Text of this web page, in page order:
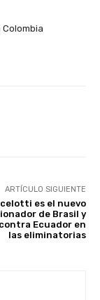
ARTÍCULO SIGUIENTE
es el nuevo
de Brasil y
Ecuador en
las eliminatorias